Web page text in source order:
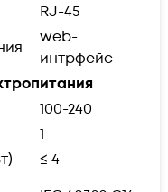
RJ-45
web-
интрфейс
100-240
1
≤ 4